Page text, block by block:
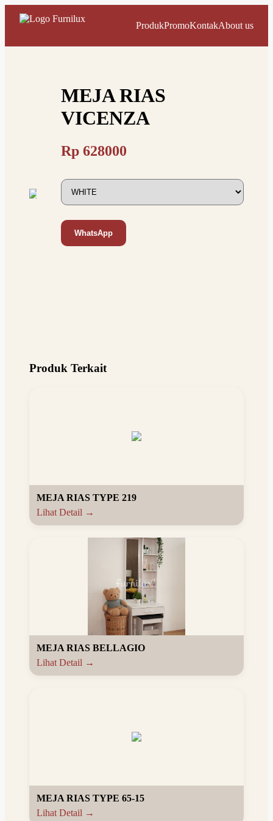
ProdukPromoKontakAbout us
MEJA RIAS
VICENZA
Rp 628000
WhatsApp
Produk Terkait
MEJA RIAS TYPE 219
Lihat Detail →
MEJA RIAS BELLAGIO
Lihat Detail →
MEJA RIAS TYPE 65-15
Lihat Detail →